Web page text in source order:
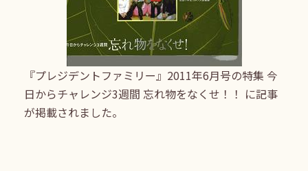
『プレジデントファミリー』2011年6月号の特集 今
日からチャレンジ3週間 忘れ物をなくせ！！ に記事
が掲載されました。